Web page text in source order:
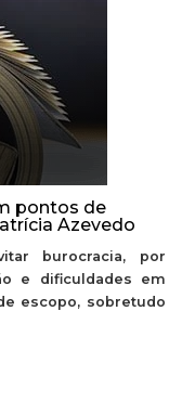
pontos de
Azevedo
burocracia, por
e dificuldades em
escopo, sobretudo